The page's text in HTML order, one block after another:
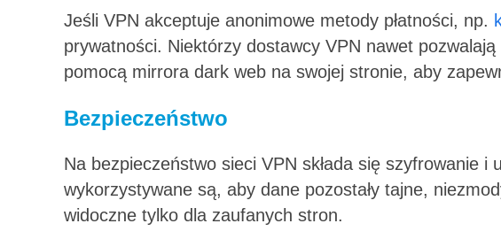
Jeśli VPN akceptuje anonimowe metody płatności, np.
prywatności. Niektórzy dostawcy VPN nawet
pomocą mirrora dark web na swojej stronie, aby
Bezpieczeństwo
Na bezpieczeństwo sieci VPN składa się szyfrowanie i
wykorzystywane są, aby dane pozostały tajne,
widoczne tylko dla zaufanych stron.